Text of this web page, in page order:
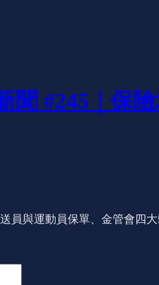
聞 #245｜保
員與運動員保單、金管會四大